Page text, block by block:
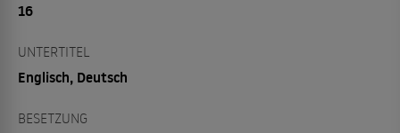
16
UNTERTITEL
Englisch, Deutsch
BESETZUNG